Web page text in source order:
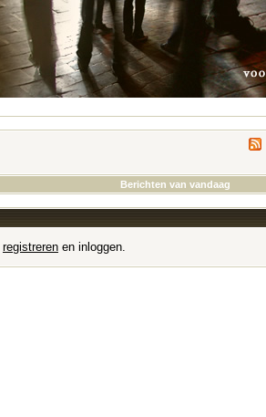
Berichten van vandaag
registreren en inloggen.